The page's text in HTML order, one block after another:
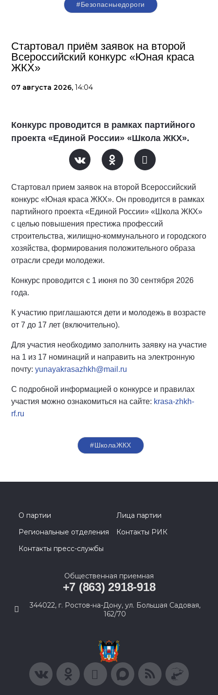
#Безопасныедороги
Стартовал приём заявок на второй
Всероссийский конкурс «Юная краса
ЖКХ»
07 августа 2026, 14:04
Конкурс проводится в рамках партийного
проекта «Единой России» «Школа ЖКХ».
Стартовал прием заявок на второй Всероссийский
конкурс «Юная краса ЖКХ». Он проводится в рамках
партийного проекта «Единой России» «Школа ЖКХ»
с целью повышения престижа профессий
строительства, жилищно-коммунального и городского
хозяйства, формирования положительного образа
отрасли среди молодежи.
Конкурс проводится с 1 июня по 30 сентября 2026
года.
К участию приглашаются дети и молодежь в возрасте
от 7 до 17 лет (включительно).
Для участия необходимо заполнить заявку на участие
на 1 из 17 номинаций и направить на электронную
почту: yunayakrasazhkh@mail.ru
С подробной информацией о конкурсе и правилах
участия можно ознакомиться на сайте: krasa-zhkh-
rf.ru
#ШколаЖКХ
О партии
Лица партии
Региональные отделения
Контакты РИК
Контакты пресс-службы
Общественная приемная
+7 (863) 2918-918
344022, г. Ростов-на-Дону, ул. Большая Садовая,
162/70